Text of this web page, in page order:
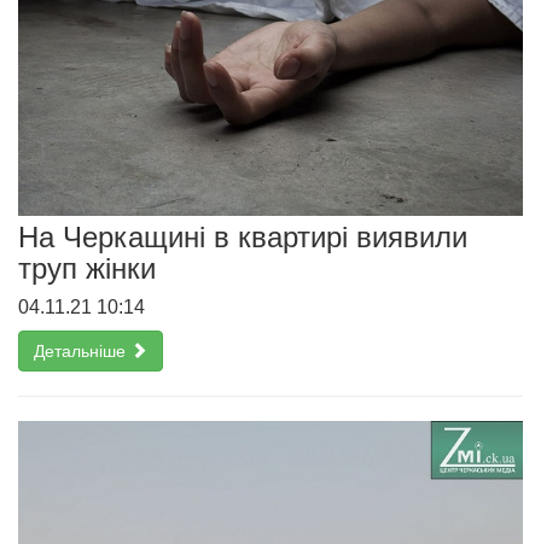
На Черкащині в квартирі виявили
труп жінки
04.11.21 10:14
Детальніше